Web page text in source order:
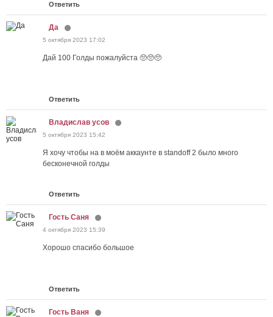
Ответить
Да
5 октября 2023 17:02
Дай 100 Голды пожалуйста 🥺🥺🥺
Ответить
Владислав усов
5 октября 2023 15:42
Я хочу чтобы на в моём аккаунте в standoff 2 было много
бесконечной голды
Ответить
Гость Саня
4 октября 2023 15:39
Хорошо спасибо большое
Ответить
Гость Ваня